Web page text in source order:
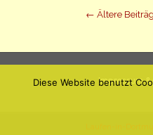
← Ältere
Impressum
Diese Website benutzt